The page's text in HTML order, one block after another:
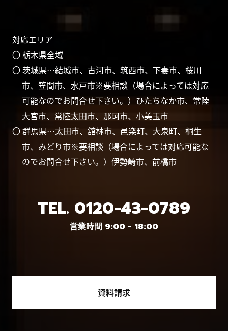
対応エリア
〇 栃木県全域
〇 茨城県…結城市、古河市、筑西市、下妻市、桜川
市、笠間市、水戸市※要相談（場合によっては対応
可能なのでお問合せ下さい。）ひたちなか市、常陸
大宮市、常陸太田市、那珂市、小美玉市
〇 群馬県…太田市、舘林市、邑楽町、大泉町、桐生
市、みどり市※要相談（場合によっては対応可能な
のでお問合せ下さい。）伊勢崎市、前橋市
TEL. 0120-43-0789
営業時間 9:00 - 18:00
資料請求